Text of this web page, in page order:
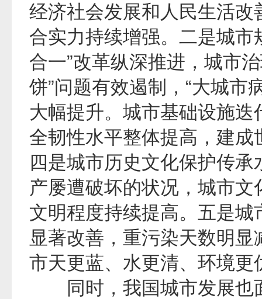
经济社会发展和人民生活
合实力持续增强。二是城市
合一”改革纵深推进，城市
饼”问题有效遏制，“大城市
大幅提升。城市基础设施
全韧性水平整体提高，建
四是城市历史文化保护传
产屡遭破坏的状况，城市
文明程度持续提高。五是
显著改善，重污染天数明
市天更蓝、水更清、环境
同时，我国城市发展也